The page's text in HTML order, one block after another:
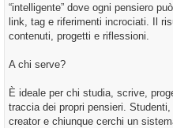
“intelligente” dove ogni pensiero
link, tag e riferimenti incrociati. Il
contenuti, progetti e riflessioni.
A chi serve?
È ideale per chi studia, scrive,
traccia dei propri pensieri.
creator e chiunque cerchi un